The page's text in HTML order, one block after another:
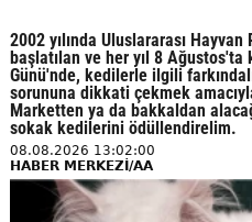
2002 yılında Uluslararası
başlatılan ve her yıl 8 Ağustos'ta
Günü'nde, kedilerle ilgili
sorununa dikkati çekmek
Marketten ya da bakkaldan
sokak kedilerini ödüllendirelim.
08.08.2026 13:02:00
HABER MERKEZİ/AA